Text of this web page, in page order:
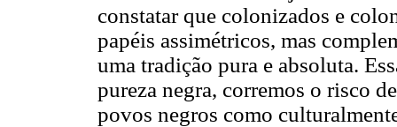
constatar que colonizados e
papéis assimétricos, mas
uma tradição pura e absoluta.
pureza negra, corremos o risco
povos negros como